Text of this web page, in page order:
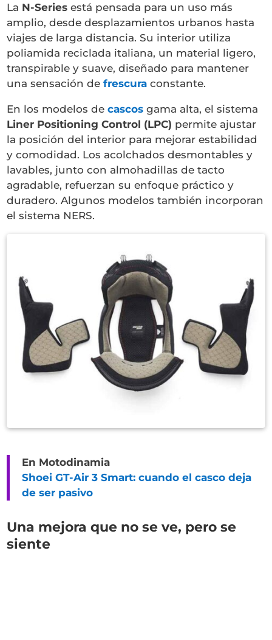
La N-Series está pensada para un uso más
amplio, desde desplazamientos urbanos hasta
viajes de larga distancia. Su interior utiliza
poliamida reciclada italiana, un material ligero,
transpirable y suave, diseñado para mantener
una sensación defrescura constante.
En los modelos de cascos gama alta, el sistema
Liner Positioning Control (LPC) permite ajustar
la posición del interior para mejorar estabilidad
y comodidad. Los acolchados desmontables y
lavables, junto con almohadillas de tacto
agradable, refuerzan su enfoque práctico y
duradero. Algunos modelos también incorporan
el sistema NERS.
En Motodinamia
Shoei GT-Air 3 Smart: cuando el casco deja
de ser pasivo
Una mejora que no se ve, pero se
siente